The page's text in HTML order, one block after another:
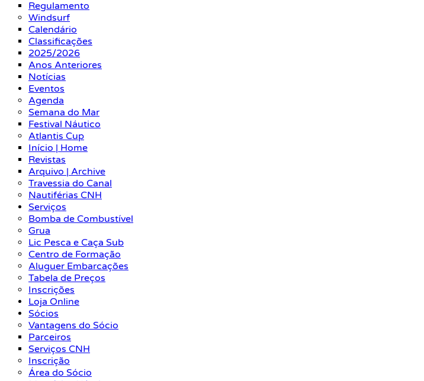
Regulamento
Windsurf
Calendário
Classificações
2025/2026
Anos Anteriores
Notícias
Eventos
Agenda
Semana do Mar
Festival Náutico
Atlantis Cup
Início | Home
Revistas
Arquivo | Archive
Travessia do Canal
Nautiférias CNH
Serviços
Bomba de Combustível
Grua
Lic Pesca e Caça Sub
Centro de Formação
Aluguer Embarcações
Tabela de Preços
Inscrições
Loja Online
Sócios
Vantagens do Sócio
Parceiros
Serviços CNH
Inscrição
Área do Sócio